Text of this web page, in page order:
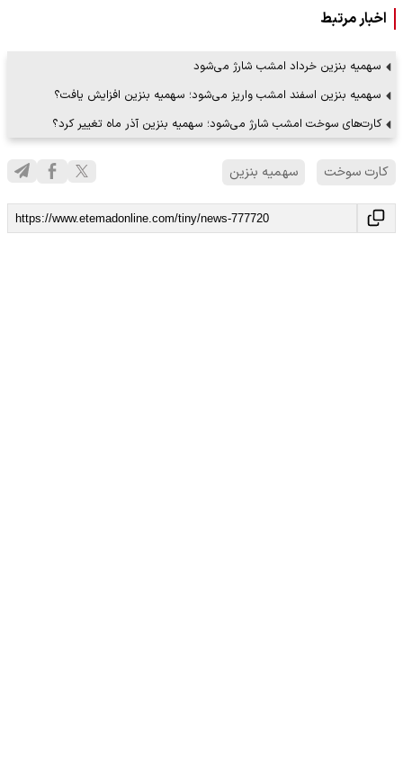
اخبار مرتبط
سهمیه بنزین خرداد امشب شارژ می‌شود
سهمیه بنزین اسفند امشب واریز می‌شود؛ سهمیه بنزین افزایش یافت؟
کارت‌های سوخت امشب شارژ می‌شود؛ سهمیه بنزین آذر ماه تغییر کرد؟
کارت سوخت سهمیه بنزین